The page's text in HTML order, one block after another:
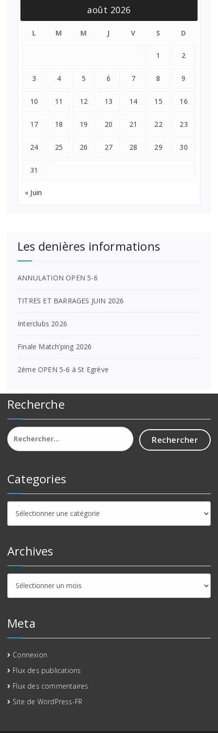
août 2026
L M M J V S D
1 2
3 4 5 6 7 8 9
10 11 12 13 14 15 16
17 18 19 20 21 22 23
24 25 26 27 28 29 30
31
« Juin
Les denières informations
ANNULATION OPEN 5-6
TITRES ET BARRAGES JUIN 2026
Interclubs 2026
Finale Match’ping 2026
2ème OPEN 5-6 à St Egrève
Recherche
Rechercher :
Categories
Categories
Archives
Archives
Meta
Connexion
Flux des publications
Flux des commentaires
Site de WordPress-FR